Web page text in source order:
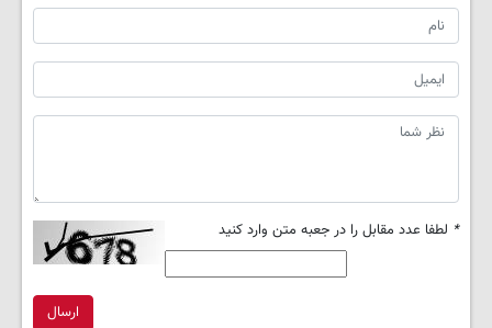
* لطفا عدد مقابل را در جعبه متن وارد کنید
ارسال